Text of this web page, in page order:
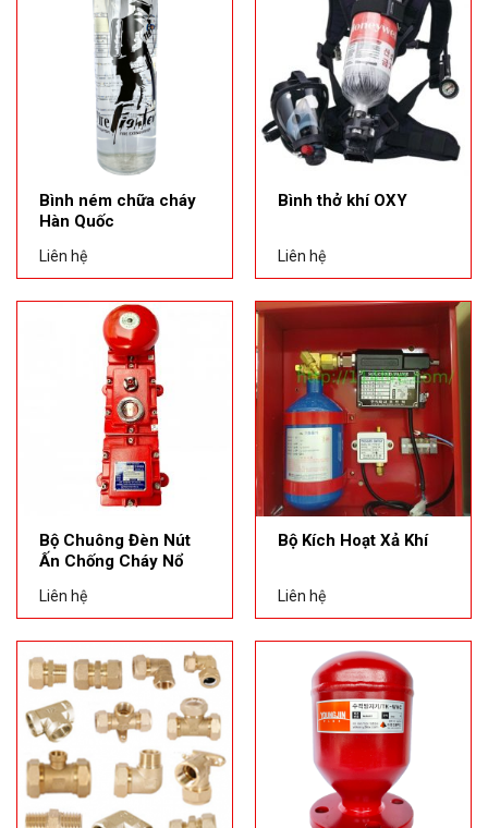
Bình ném chữa cháy
Hàn Quốc
Liên hệ
Bình thở khí OXY
Liên hệ
Bộ Chuông Đèn Nút
Ấn Chống Cháy Nổ
Liên hệ
Bộ Kích Hoạt Xả Khí
Liên hệ